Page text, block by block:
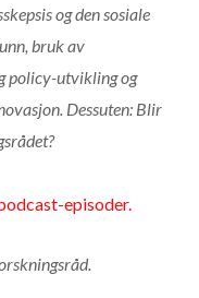
og den sosiale
bruk av
policy-utvikling og
Dessuten: Blir
episoder.